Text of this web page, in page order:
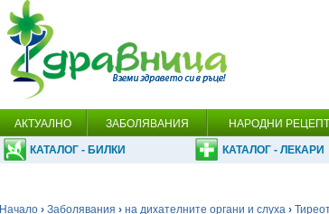
АКТУАЛНО ЗАБОЛЯВАНИЯ НАРОДНИ
КАТАЛОГ - БИЛКИ КАТАЛОГ - ЛЕКАРИ
Начало › Заболявания › на дихателните органи и слуха ›